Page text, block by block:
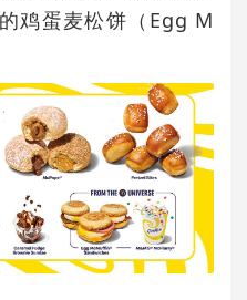
鸡蛋麦松饼（Egg M